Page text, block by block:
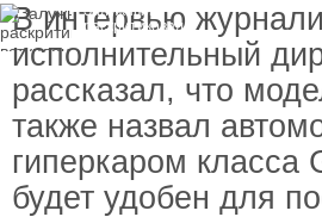
Залужный
раскритиковал
вступление Украины в
НАТО и предлагает
В интервью
исполнительный
рассказал, что
также назвал
гиперкаром класса
будет удобен для